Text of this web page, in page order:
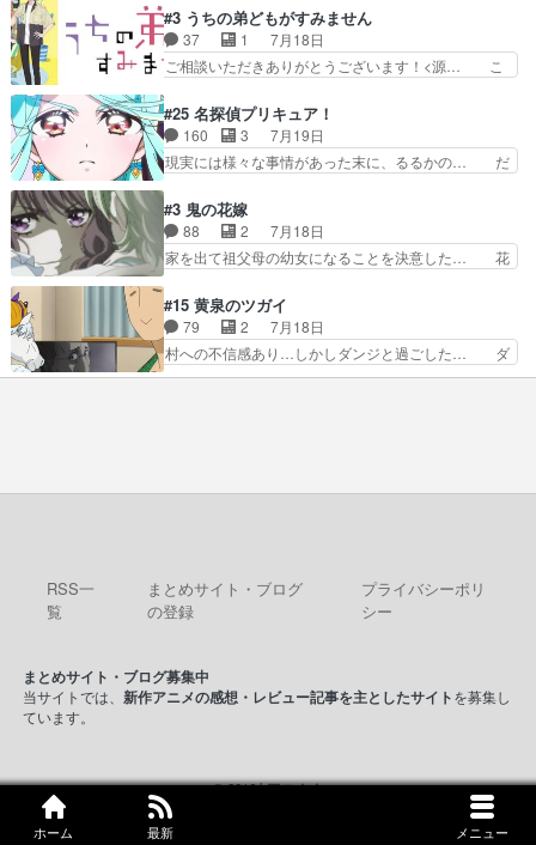
ホーム 最新 メニュー
外あまり見どころがない。1… いや～、めちゃく
ちゃおもしろいね。瑞佳は… キャラデザが映える
のは勿論だけど脚本に歩…
なったからユリ確定！＼(^o^)／ラ… プロローグ
的な１話、２話からの浮世離れし… 茉里のボクシ
ングにかける真摯さ格好良かっ… 今回はゲストが
２名！ワンピースの作画さん… あほって言う茉里
母親を失い、アウェーの… ３話の地味に好きポイ
ントは、冒頭でララが… ボクシング部部員たちの
設定を公開！辻さん…
#3 うちの弟どもがすみません
37 1
7月18日
ご相談いただきありがとうございます！<源… こ
家事を頑張り過ぎてテストの結果が酷く… 糸ちゃ
んと源くん、類くんのお買い物シーン… ３話にし
てもう普通に物語が楽しみになっち… 類くんの将
来の夢が微笑ましいまだまだ甘え… 前髪ぱっつん
活するようになってからの話… 最後の「かわい
い」の破壊力よ…あれは成田… 糸と4人の弟の関
わり方がどう変化していく…
#25 名探偵プリキュア！
160 3
7月19日
現実には様々な事情があった末に、るるかの… だ
レール編の始まり、エリザさんの回で「… 「マジ
ラ」と言えば同時上映の「公タロウ」… キュアエ
クレールはやっぱりくれあだったか… エクレール
は誰だ編、遂に答え合わせの時だ… これで自分も
の何もない日常※もっと密着… LIMITかも知れな
い。キュアエクレール… ・解決編、完全に前4話
で謎解きさせるスタ…
#3 鬼の花嫁
88 2
7月18日
家を出て祖父母の幼女になることを決意した… 花
コミどころが多すぎてある意味おもしろ… 胸が凄
くスカッっとしたずっと苦痛を伴って… 祖父母に
人の心があってよかった。それにし… 柚子が家族
と決別する回柚子を傷つけた瑶太… 今期のアニメ
#15 黄泉のツガイ
79 2
7月18日
村への不信感あり…しかしダンジと過ごした… ダ
ンジが下界で偽アサを探す？聞きたいこと… ダン
RSS一
覧
まとめサイト・ブログ
の登録
プライバシーポリ
シー
まとめサイト・ブログ募集中
当サイトでは、 新作アニメの感想・レビュー記事を主としたサイトを募集し
ています。
© 2016 kアニ！！